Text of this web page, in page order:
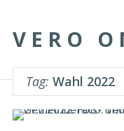
VERO
Tag: Wahl 2022